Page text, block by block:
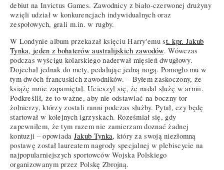
debiut na Invictus Games. Zawodnicy z biało-czerwonej drużyny
wzięli udział w konkurencjach indywidualnych oraz
zespołowych, grali m.in. w rugby.
W Londynie album przekazał księciu Harry'emu st. kpr. Jakub
Tynka, jeden z bohaterów australijskich zawodów. Wówczas
podczas wyścigu kolarskiego naderwał mięsień dwugłowy.
Dojechał jednak do mety, pedałując jedną nogą. Pomogło mu w
tym dwóch francuskich zawodników. – Byłem zaskoczony, że
książę mnie zapamiętał. Ucieszył się, że nadal służę w armii.
Podkreślił, że to ważne, aby nie odstawiać na boczny tor
żołnierzy, którzy zostali ranni podczas służby. Pytał, czy będę
startował w kolejnych igrzyskach. Roześmiał się, gdy
zapewniłem, że tym razem nie zamierzam doznać żadnej
kontuzji – opowiada Jakub Tynka, który za swoją niezłomną
postawę został laureatem nagrody specjalnej w plebiscycie na
najpopularniejszych sportowców Wojska Polskiego
organizowanym przez Polskę Zbrojną.